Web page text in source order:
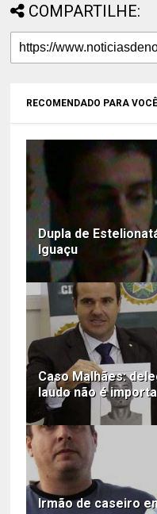
COMPARTILHE:
RECOMENDADO PARA VOCÊ
Dupla de
Iguaçu
Caso Malhães:
laudo não é
Irmão de caseiro